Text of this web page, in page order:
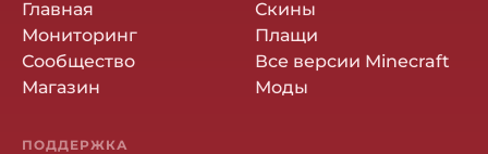
Главная
Мониторинг
Сообщество
Магазин
Скины
Плащи
Все версии Minecraft
Моды
ПОДДЕРЖКА